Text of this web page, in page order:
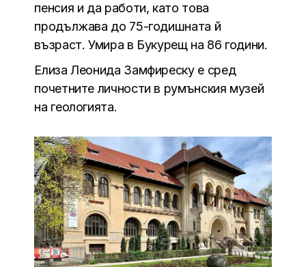
пенсия и да работи, като това
продължава до 75-годишната й
възраст. Умира в Букурещ на 86 години.
Елиза Леонида Замфиреску е сред
почетните личности в румънския музей
на геологията.